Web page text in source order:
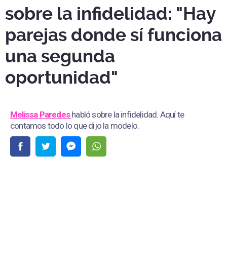
sobre la infidelidad: "Hay
parejas donde sí funciona
una segunda
oportunidad"
Melissa Paredeshabló sobre la infidelidad. Aquí te
contamos todo lo que dijo la modelo.